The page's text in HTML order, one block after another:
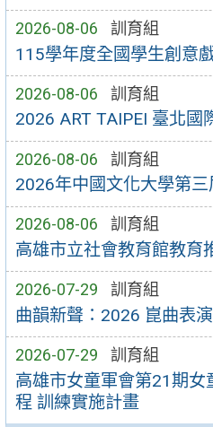
2026-08-06 訓育組
115學年度全國學生創意
2026-08-06 訓育組
2026 ART TAIPEI 臺北國
2026-08-06 訓育組
2026年中國文化大學第三
2026-08-06 訓育組
高雄市立社會教育館教育
2026-07-29 訓育組
曲韻新聲：2026 崑曲表
2026-07-29 訓育組
高雄市女童軍會第21期
程 訓練實施計畫